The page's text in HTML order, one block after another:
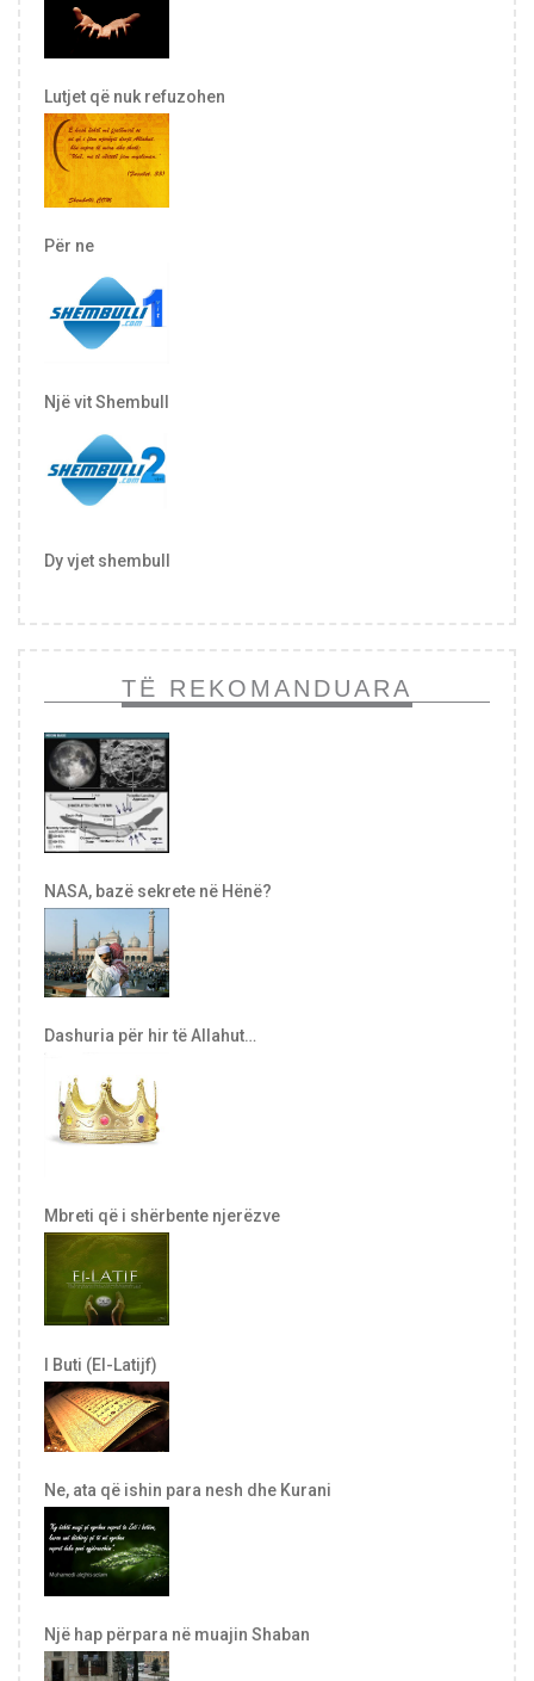
Lutjet që nuk refuzohen
Për ne
Një vit Shembull
Dy vjet shembull
TË REKOMANDUARA
NASA, bazë sekrete në Hënë?
Dashuria për hir të Allahut…
Mbreti që i shërbente njerëzve
I Buti (El-Latijf)
Ne, ata që ishin para nesh dhe Kurani
Një hap përpara në muajin Shaban